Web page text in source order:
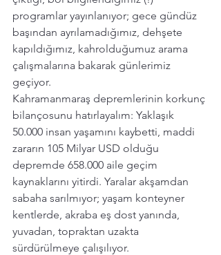
programlar yayınlanıyor; gece gündüz
başından ayrılamadığımız, dehşete
kapıldığımız, kahrolduğumuz arama
çalışmalarına bakarak günlerimiz
geçiyor.
Kahramanmaraş depremlerinin korkunç
bilançosunu hatırlayalım: Yaklaşık
50.000 insan yaşamını kaybetti, maddi
zararın 105 Milyar USD olduğu
depremde 658.000 aile geçim
kaynaklarını yitirdi. Yaralar akşamdan
sabaha sarılmıyor; yaşam konteyner
kentlerde, akraba eş dost yanında,
yuvadan, topraktan uzakta
sürdürülmeye çalışılıyor.